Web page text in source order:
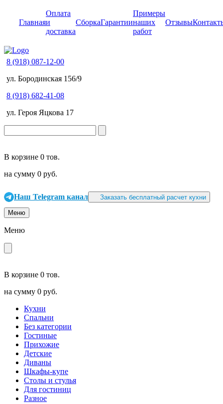
Главная
Оплата
и
доставка
СборкаГарантии
Примеры
наших
работ
Отзывы
8 (918) 087-12-00
ул. Бородинская 156/9
8 (918) 682-41-08
ул. Героя Яцкова 17
В корзине 0 тов.
на сумму 0 руб.
Наш Telegram канал Заказать бесплатный расчет кухни
Меню
Меню
В корзине 0 тов.
на сумму 0 руб.
Кухни
Спальни
Без категории
Гостиные
Прихожие
Детские
Диваны
Шкафы-купе
Столы и стулья
Для гостиниц
Разное